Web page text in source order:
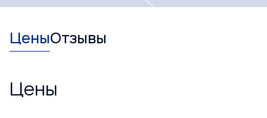
ЦеныОтзывы
Цены